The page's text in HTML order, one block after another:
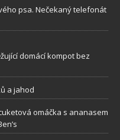
psa. Nečekaný telefonát
domácí kompot bez
a jahod
omáčka s ananasem